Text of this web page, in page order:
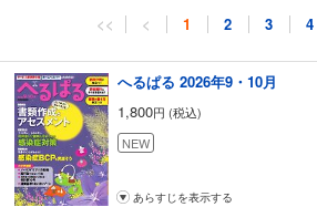
へるぱるPICK UP
年間購読のご案内
<< < 1 2 3 4
へるぱる 2026年9・10月
1,800円 (税込)
NEW
あらすじを表示する